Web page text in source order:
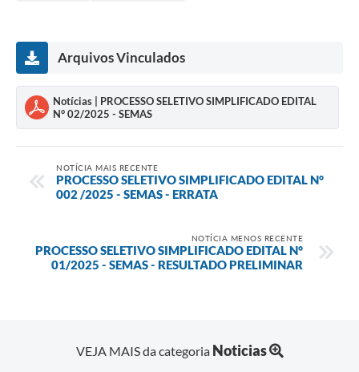
Arquivos Vinculados
Notícias | PROCESSO SELETIVO SIMPLIFICADO EDITAL
N° 02/2025 - SEMAS
NOTÍCIA MAIS RECENTE
PROCESSO SELETIVO SIMPLIFICADO EDITAL N°
002 /2025 - SEMAS - ERRATA
NOTÍCIA MENOS RECENTE
PROCESSO SELETIVO SIMPLIFICADO EDITAL N°
01/2025 - SEMAS - RESULTADO PRELIMINAR
VEJA MAIS da categoria Noticias